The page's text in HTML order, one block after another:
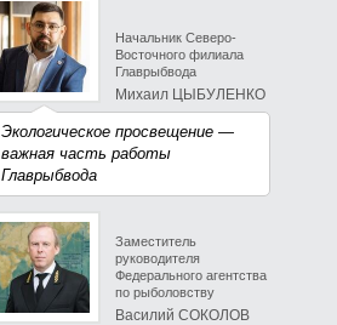
Начальник Северо-
Восточного филиала
Главрыбвода
Михаил ЦЫБУЛЕНКО
Экологическое просвещение —
важная часть работы
Главрыбвода
Заместитель
руководителя
Федерального агентства
по рыболовству
Василий СОКОЛОВ